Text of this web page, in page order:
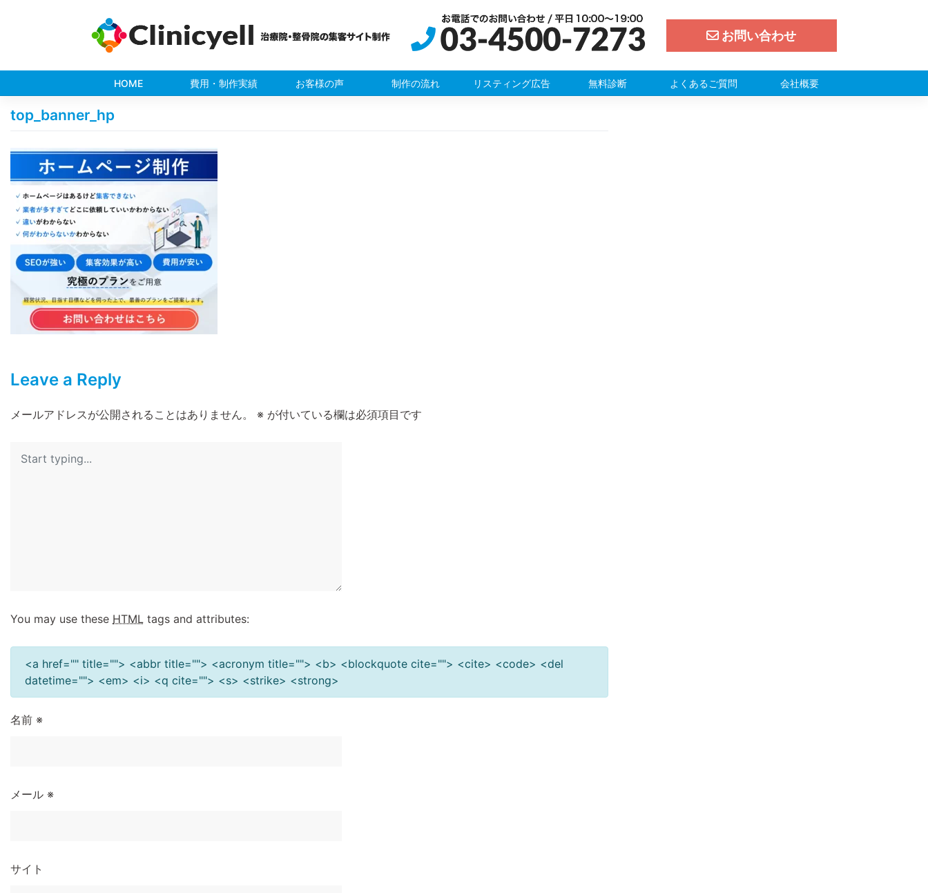
お問い合わせ
HOME 費用・制作実績 お客様の声 制作の流れ リスティング広告 無料診断 よくあるご質問 会社概要
top_banner_hp
Leave a Reply
メールアドレスが公開されることはありません。 ※ が付いている欄は必須項目です
You may use these HTML tags and attributes:
<a href="" title=""> <abbr title=""> <acronym title=""> <b> <blockquote cite=""> <cite> <code> <del
datetime=""> <em> <i> <q cite=""> <s> <strike> <strong>
名前 ※
メール ※
サイト